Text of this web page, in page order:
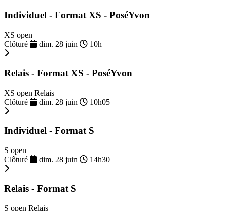
Individuel - Format XS - PoséYvon
XS open
Clôturé
dim. 28 juin 10h
Relais - Format XS - PoséYvon
XS open Relais
Clôturé
dim. 28 juin 10h05
Individuel - Format S
S open
Clôturé
dim. 28 juin 14h30
Relais - Format S
S open Relais